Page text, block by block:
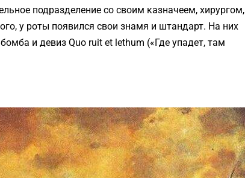
подразделение со своим казначеем, хирургом,
у роты появился свои знамя и штандарт. На них
и девиз Quo ruit et lethum («Где упадет, там